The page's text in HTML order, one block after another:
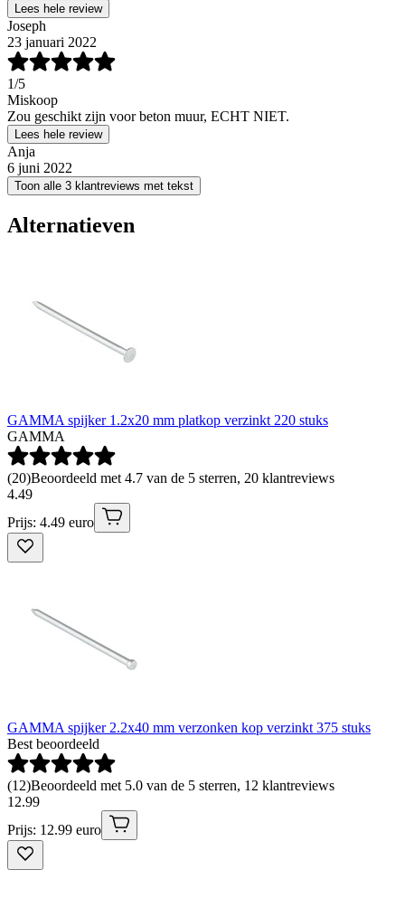
Lees hele review
Joseph
23 januari 2022
1/5
Miskoop
Zou geschikt zijn voor beton muur, ECHT NIET.
Lees hele review
Anja
6 juni 2022
Toon alle 3 klantreviews met tekst
Alternatieven
GAMMA spijker 1.2x20 mm platkop verzinkt 220 stuks
GAMMA
(20)Beoordeeld met 4.7 van de 5 sterren, 20 klantreviews
4.49
Prijs: 4.49 euro
GAMMA spijker 2.2x40 mm verzonken kop verzinkt 375 stuks
Best beoordeeld
(12)Beoordeeld met 5.0 van de 5 sterren, 12 klantreviews
12.99
Prijs: 12.99 euro